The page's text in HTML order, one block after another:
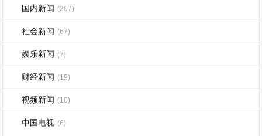
国内新闻 (207)
社会新闻 (67)
娱乐新闻 (7)
财经新闻 (19)
视频新闻 (10)
中国电视 (6)